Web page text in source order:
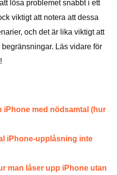
lösa problemet snabbt i ett
viktigt att notera att dessa
och det är lika viktigt att
Läs vidare för
iPhone med nödsamtal (hur
iPhone-upplåsning inte
man låser upp iPhone utan